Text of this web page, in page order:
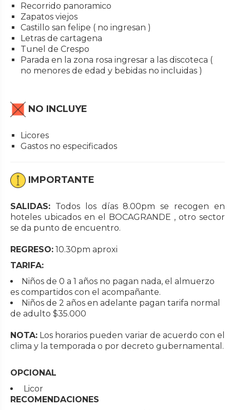
Recorrido panoramico
Zapatos viejos
Castillo san felipe ( no ingresan )
Letras de cartagena
Tunel de Crespo
Parada en la zona rosa ingresar a las discoteca (
no menores de edad y bebidas no incluidas )
NO INCLUYE
Licores
Gastos no especificados
IMPORTANTE
SALIDAS: Todos los días 8.00pm se recogen en
hoteles ubicados en el BOCAGRANDE , otro sector
se da punto de encuentro.
REGRESO: 10.30pm aproxi
TARIFA:
Niños de 0 a 1 años no pagan nada, el almuerzo
es compartidos con el acompañante.
Niños de 2 años en adelante pagan tarifa normal
de adulto $35.000
NOTA: Los horarios pueden variar de acuerdo con el
clima y la temporada o por decreto gubernamental.
OPCIONAL
Licor
RECOMENDACIONES